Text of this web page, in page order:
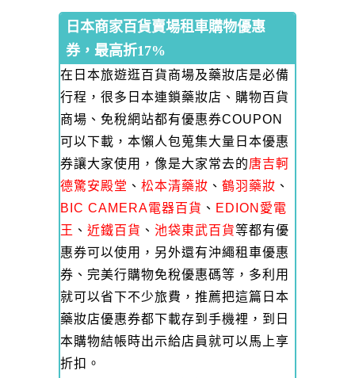
日本商家百貨賣場租車購物優惠
券，最高折17%
在日本旅遊逛百貨商場及藥妝店是必備
行程，很多日本連鎖藥妝店、購物百貨
商場、免稅網站都有優惠券COUPON
可以下載，本懶人包蒐集大量日本優惠
券讓大家使用，像是大家常去的唐吉軻
德驚安殿堂 、 松本清藥妝 、 鶴羽藥妝 、
BIC CAMERA電器百貨 、 EDION愛電
王 、 近鐵百貨 、 池袋東武百貨等都有優
惠券可以使用，另外還有沖繩租車優惠
券、完美行購物免稅優惠碼等，多利用
就可以省下不少旅費，推薦把這篇日本
藥妝店優惠券都下載存到手機裡，到日
本購物結帳時出示給店員就可以馬上享
折扣。